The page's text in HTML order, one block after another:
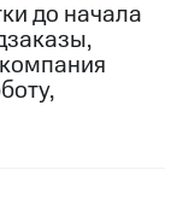
до начала